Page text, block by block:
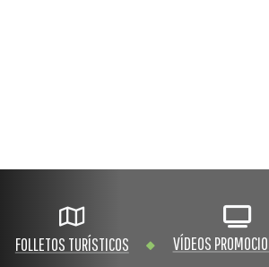
FOLLETOS TURÍSTICOS VÍDEOS